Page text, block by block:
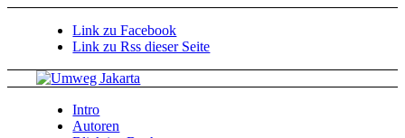
Link zu Facebook
Link zu Rss dieser Seite
Intro
Autoren